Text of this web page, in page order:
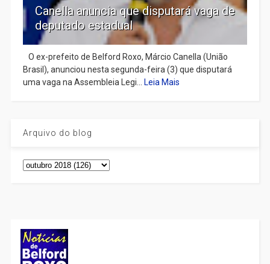
Canella anuncia que disputará vaga de
deputado estadual
​ O ex-prefeito de Belford Roxo, Márcio Canella (União
Brasil), anunciou nesta segunda-feira (3) que disputará
uma vaga na Assembleia Legi...
Leia Mais
Arquivo do blog